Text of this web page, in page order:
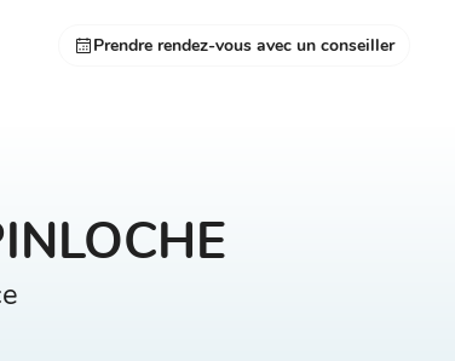
Prendre rendez-vous avec un conseiller